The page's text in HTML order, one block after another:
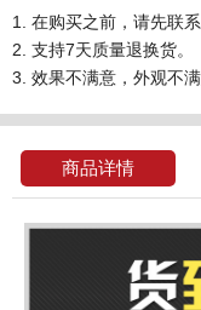
1. 在购买之前，请先联系
2. 支持7天质量退换货。
3. 效果不满意，外观不
商品详情